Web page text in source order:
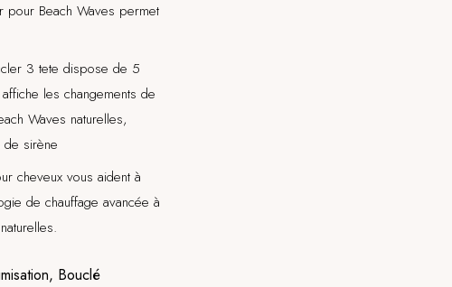
Beach Waves permet
3 tete dispose de 5
les changements de
Waves naturelles,
de sirène
cheveux vous aident à
de chauffage avancée à
Bouclé